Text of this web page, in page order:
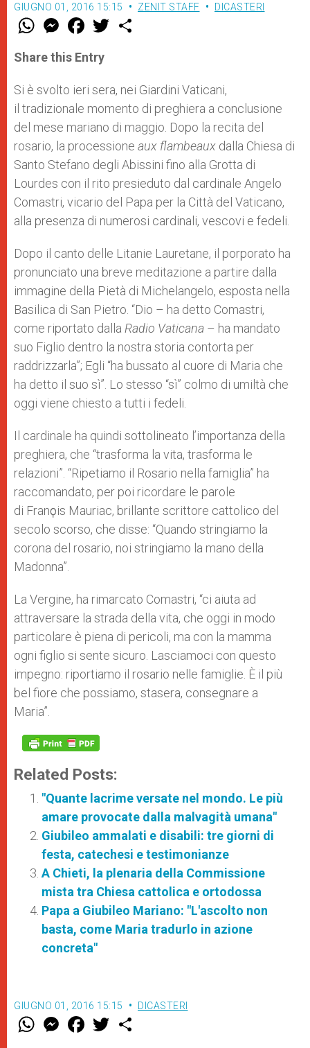
GIUGNO 01, 2016 15:15 ZENIT STAFF DICASTERI
W
t
s
p
p
M
e
s
e
g
e
r
F
a
e
b
o
k
w
r
Share this Entry
Si è svolto ieri sera, nei Giardini Vaticani,
il tradizionale momento di preghiera a conclusione
del mese mariano di maggio. Dopo la recita del
rosario, la processione aux flambeaux dalla Chiesa di
Santo Stefano degli Abissini fino alla Grotta di
Lourdes con il rito presieduto dal cardinale Angelo
Comastri, vicario del Papa per la Città del Vaticano,
alla presenza di numerosi cardinali, vescovi e fedeli.
Dopo il canto delle Litanie Lauretane, il porporato ha
pronunciato una breve meditazione a partire dalla
immagine della Pietà di Michelangelo, esposta nella
Basilica di San Pietro. “Dio – ha detto Comastri,
come riportato dalla Radio Vaticana – ha mandato
suo Figlio dentro la nostra storia contorta per
raddrizzarla”; Egli “ha bussato al cuore di Maria che
ha detto il suo sì”. Lo stesso “sì” colmo di umiltà che
oggi viene chiesto a tutti i fedeli.
Il cardinale ha quindi sottolineato l’importanza della
preghiera, che “trasforma la vita, trasforma le
relazioni”. “Ripetiamo il Rosario nella famiglia” ha
raccomandato, per poi ricordare le parole
di Franҫois Mauriac, brillante scrittore cattolico del
secolo scorso, che disse: “Quando stringiamo la
corona del rosario, noi stringiamo la mano della
Madonna”.
La Vergine, ha rimarcato Comastri, “ci aiuta ad
attraversare la strada della vita, che oggi in modo
particolare è piena di pericoli, ma con la mamma
ogni figlio si sente sicuro. Lasciamoci con questo
impegno: riportiamo il rosario nelle famiglie. È il più
bel fiore che possiamo, stasera, consegnare a
Maria”.
Related Posts:
"Quante lacrime versate nel mondo. Le più
amare provocate dalla malvagità umana"
Giubileo ammalati e disabili: tre giorni di
festa, catechesi e testimonianze
A Chieti, la plenaria della Commissione
mista tra Chiesa cattolica e ortodossa
Papa a Giubileo Mariano: "L'ascolto non
basta, come Maria tradurlo in azione
concreta"
GIUGNO 01, 2016 15:15 DICASTERI
W M
e
F
a w